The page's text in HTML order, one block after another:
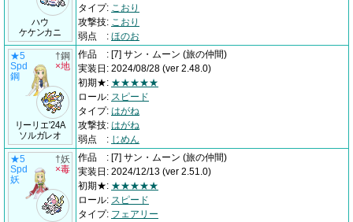
ハウ
ケケンカニ
タイプ: こおり
攻撃技: こおり
弱点
: ほのお
★5
Spd
鋼
リーリエ'24A
ソルガレオ
†鋼
×地
作品 : [7] サン・ムーン (旅の仲間)
実装日 : 2024/08/28 (ver 2.48.0)
初期★: ★★★★★
ロール: スピード
タイプ: はがね
攻撃技: はがね
弱点
: じめん
★5
Spd
妖
†妖
×毒
作品 : [7] サン・ムーン (旅の仲間)
実装日 : 2024/12/13 (ver 2.51.0)
初期★: ★★★★★
ロール: スピード
タイプ: フェアリー